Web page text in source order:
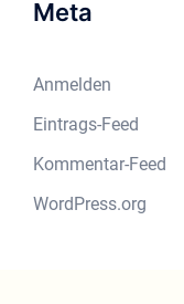
Meta
Anmelden
Eintrags-Feed
Kommentar-Feed
WordPress.org